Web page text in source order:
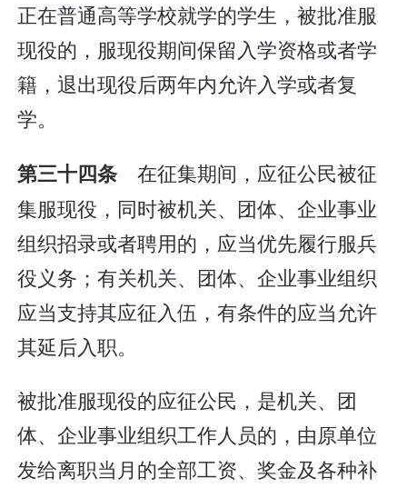
正在普通高等学校就学的学生，被批准服
现役的，服现役期间保留入学资格或者学
籍，退出现役后两年内允许入学或者复
学。
第三十四条 在征集期间，应征公民被征
集服现役，同时被机关、团体、企业事业
组织招录或者聘用的，应当优先履行服兵
役义务；有关机关、团体、企业事业组织
应当支持其应征入伍，有条件的应当允许
其延后入职。
被批准服现役的应征公民，是机关、团
体、企业事业组织工作人员的，由原单位
发给离职当月的全部工资、奖金及各种补